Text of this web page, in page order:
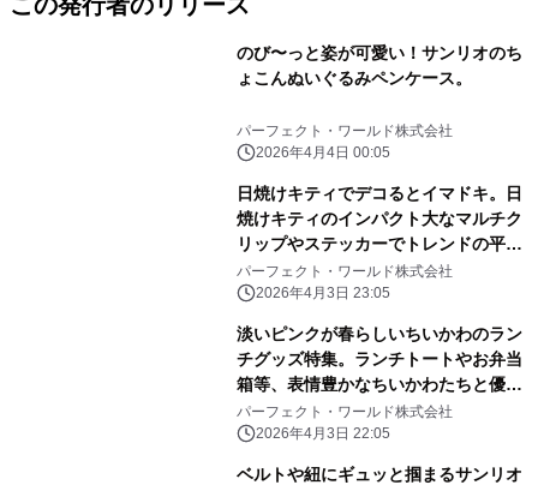
のび〜っと姿が可愛い！サンリオのち
ょこんぬいぐるみペンケース。
パーフェクト・ワールド株式会社
2026年4月4日 00:05
日焼けキティでデコるとイマドキ。日
焼けキティのインパクト大なマルチク
リップやステッカーでトレンドの平成
レトロ感ばっちりです。
パーフェクト・ワールド株式会社
2026年4月3日 23:05
淡いピンクが春らしいちいかわのラン
チグッズ特集。ランチトートやお弁当
箱等、表情豊かなちいかわたちと優し
いピンク色に心和む
パーフェクト・ワールド株式会社
2026年4月3日 22:05
ベルトや紐にギュッと掴まるサンリオ